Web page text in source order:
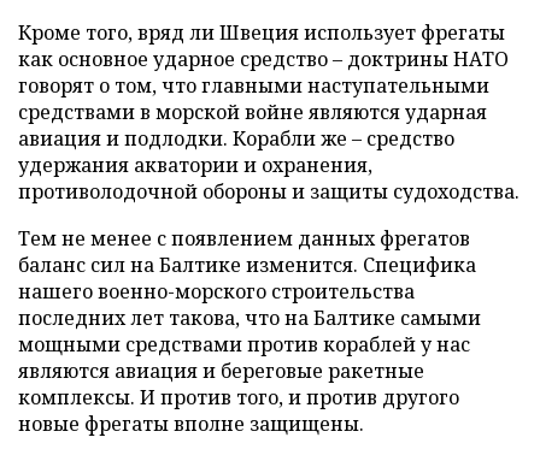
Кроме того, вряд ли Швеция использует фрегаты
как основное ударное средство – доктрины НАТО
говорят о том, что главными наступательными
средствами в морской войне являются ударная
авиация и подлодки. Корабли же – средство
удержания акватории и охранения,
противолодочной обороны и защиты судоходства.
Тем не менее с появлением данных фрегатов
баланс сил на Балтике изменится. Специфика
нашего военно-морского строительства
последних лет такова, что на Балтике самыми
мощными средствами против кораблей у нас
являются авиация и береговые ракетные
комплексы. И против того, и против другого
новые фрегаты вполне защищены.